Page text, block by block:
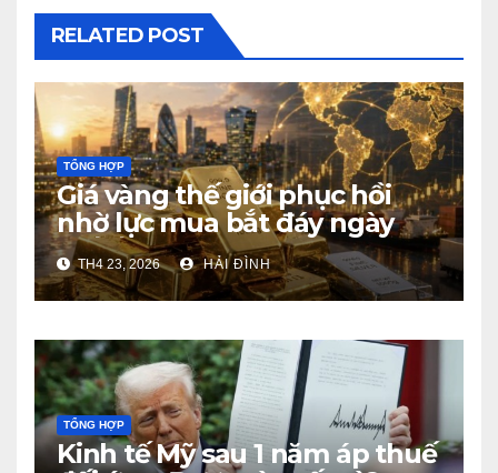
RELATED POST
TỔNG HỢP
Giá vàng thế giới phục hồi
nhờ lực mua bắt đáy ngày
23/4/2026
TH4 23, 2026 HẢI ĐÌNH
TỔNG HỢP
Kinh tế Mỹ sau 1 năm áp thuế